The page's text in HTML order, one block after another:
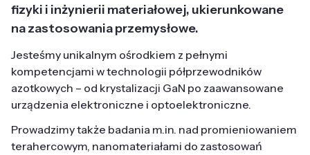
fizyki i inżynierii materiałowej, ukierunkowane
na zastosowania przemysłowe.
Jesteśmy unikalnym ośrodkiem z pełnymi
kompetencjami w technologii półprzewodników
azotkowych – od krystalizacji GaN po zaawansowane
urządzenia elektroniczne i optoelektroniczne.
Prowadzimy także badania m.in. nad promieniowaniem
terahercowym, nanomateriałami do zastosowań